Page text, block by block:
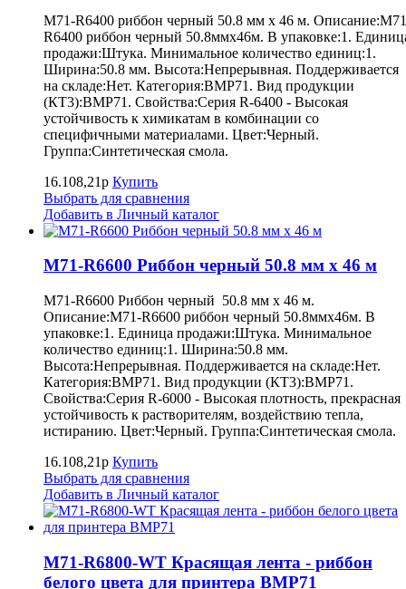
M71-R6400 риббон черный 50.8 мм х 46 м.
R6400 риббон черный 50.8ммх46м. В упаковке:1.
продажи:Штука. Минимальное количество единиц:1.
Ширина:50.8 мм. Высота:Непрерывная. Поддерживается
на складе:Нет. Категория:BMP71. Вид продукции
(КТ3):BMP71. Свойства:Серия R-6400 - Высокая
устойчивость к химикатам в комбинации со
специфичными материалами. Цвет:Черный.
Группа:Синтетическая смола.
16.108,21р Купить
Выбрать для сравнения
Добавить в Личный каталог
M71-R6600 Риббон черный 50.8 мм х 46 м
M71-R6600 Риббон черный 50.8 мм х 46 м.
Описание:M71-R6600 риббон черный 50.8ммх46м. В
упаковке:1. Единица продажи:Штука. Минимальное
количество единиц:1. Ширина:50.8 мм.
Высота:Непрерывная. Поддерживается на складе:Нет.
Категория:BMP71. Вид продукции (КТ3):BMP71.
Свойства:Серия R-6000 - Высокая плотность, прекрасная
устойчивость к растворителям, воздействию тепла,
истиранию. Цвет:Черный. Группа:Синтетическая смола.
16.108,21р Купить
Выбрать для сравнения
Добавить в Личный каталог
M71-R6800-WT Красящая лента - риббон
белого цвета для принтера BMP71